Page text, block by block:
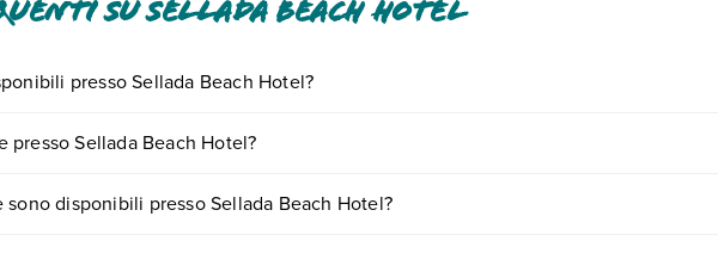
su Sellada Beach Hotel
presso Sellada Beach Hotel?
appuntamento .
presso Sellada Beach Hotel?
disponibili presso Sellada Beach Hotel?